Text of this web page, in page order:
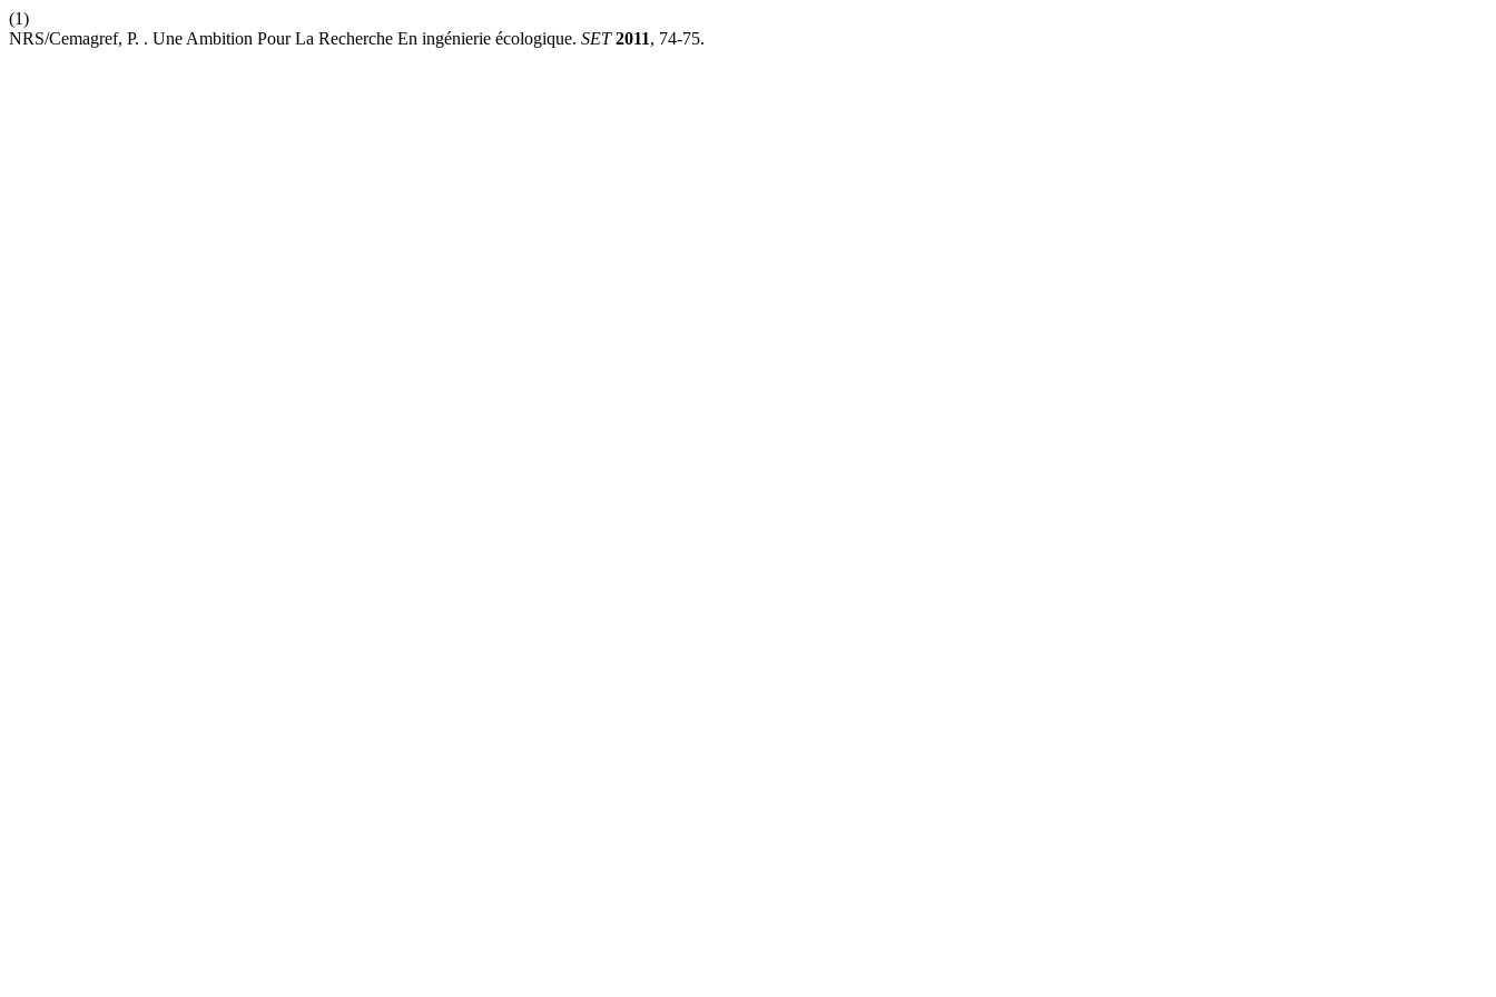
(1)
NRS/Cemagref, P. . Une Ambition Pour La Recherche En ingénierie écologique. SET 2011, 74-75.